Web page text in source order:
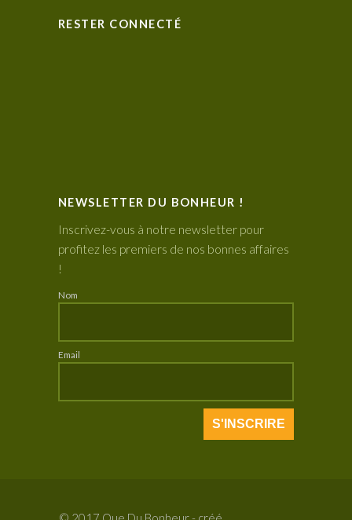
RESTER CONNECTÉ
NEWSLETTER DU BONHEUR !
Inscrivez-vous à notre newsletter pour
profitez les premiers de nos bonnes affaires
!
Nom
Email